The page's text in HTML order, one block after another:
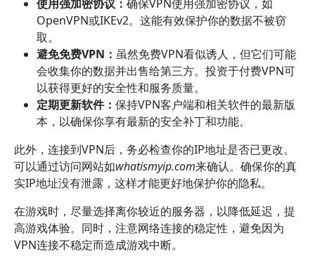
使用强加密协议： 确保VPN使用强加密协议，如
OpenVPN或IKEv2。这能有效保护你的数据不被窃
取。
避免免费VPN： 虽然免费VPN看似诱人，但它们可能
会收集你的数据并出售给第三方。投资于付费VPN可
以获得更好的安全性和服务质量。
定期更新软件： 保持VPN客户端和相关软件的最新版
本，以确保你享有最新的安全补丁和功能。
此外，连接到VPN后，务必检查你的IP地址是否已更改。
可以通过访问网站如whatismyip.com来确认。确保你的真
实IP地址没有泄露，这样才能更好地保护你的隐私。
在游戏时，尽量选择离你较近的服务器，以降低延迟，提
高游戏体验。同时，注意网络连接的稳定性，避免因为
VPN连接不稳定而造成游戏中断。